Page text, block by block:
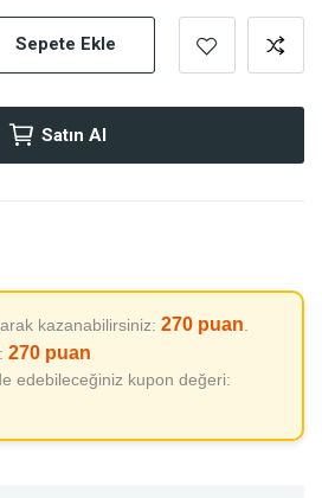
Sepete Ekle
Satın Al
kazanabilirsiniz: 270 puan
270 puan
edebileceğiniz kupon değeri: